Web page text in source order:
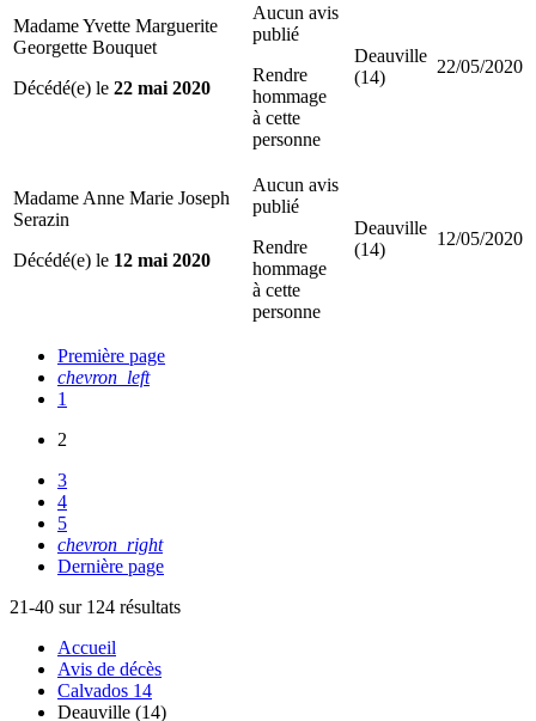
Madame Yvette Marguerite
Georgette Bouquet
Décédé(e) le 22 mai 2020
Aucun avis
publié
Rendre
hommage
à cette
personne
Deauville
(14)
22/05/2020
Madame Anne Marie Joseph
Serazin
Décédé(e) le 12 mai 2020
Aucun avis
publié
Rendre
hommage
à cette
personne
Deauville
(14)
12/05/2020
Première page
chevron_left
1
2
3
4
5
chevron_right
Dernière page
21-40 sur 124 résultats
Accueil
Avis de décès
Calvados 14
Deauville (14)